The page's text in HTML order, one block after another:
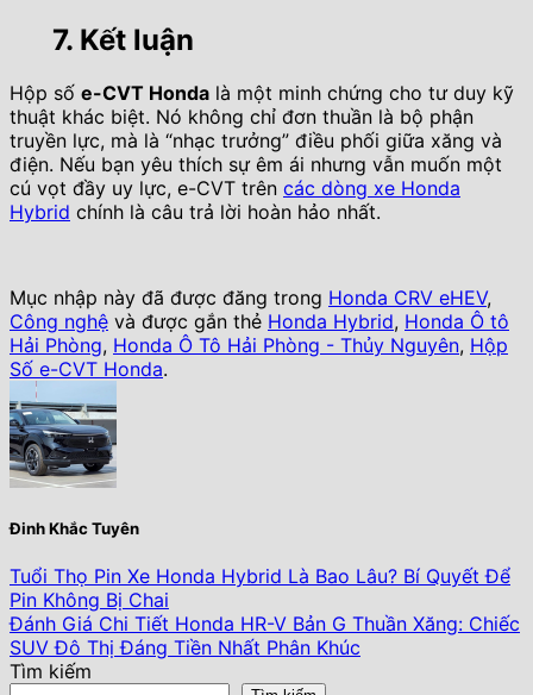
7. Kết luận
Hộp số e-CVT Honda là một minh chứng cho tư duy kỹ
thuật khác biệt. Nó không chỉ đơn thuần là bộ phận
truyền lực, mà là “nhạc trưởng” điều phối giữa xăng và
điện. Nếu bạn yêu thích sự êm ái nhưng vẫn muốn một
cú vọt đầy uy lực, e-CVT trên các dòng xe Honda
Hybrid chính là câu trả lời hoàn hảo nhất.
Mục nhập này đã được đăng trong Honda CRV eHEV,
Công nghệ và được gắn thẻ Honda Hybrid, Honda Ô tô
Hải Phòng, Honda Ô Tô Hải Phòng - Thủy Nguyên, Hộp
Số e-CVT Honda.
Đinh Khắc Tuyên
Tuổi Thọ Pin Xe Honda Hybrid Là Bao Lâu? Bí Quyết Để
Pin Không Bị Chai
Đánh Giá Chi Tiết Honda HR-V Bản G Thuần Xăng: Chiếc
SUV Đô Thị Đáng Tiền Nhất Phân Khúc
Tìm kiếm